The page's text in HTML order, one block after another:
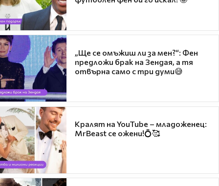
„Ще се омъжиш ли за мен?“: Фен
предложи брак на Зендая, а тя
отвърна само с три думи😅
Кралят на YouTube – младоженец:
MrBeast се ожени!💍🥰